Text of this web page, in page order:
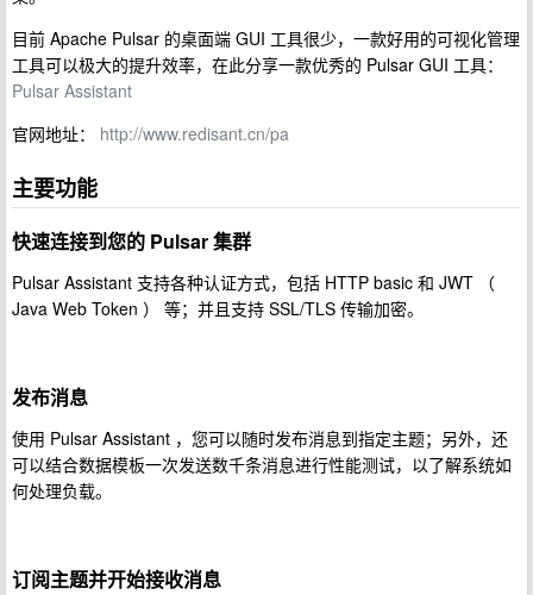
目前 Apache Pulsar 的桌面端 GUI 工具很少，一款好用的可视化管理
工具可以极大的提升效率，在此分享一款优秀的 Pulsar GUI 工具：
Pulsar Assistant
官网地址： http://www.redisant.cn/pa
主要功能
快速连接到您的 Pulsar 集群
Pulsar Assistant 支持各种认证方式，包括 HTTP basic 和 JWT （
Java Web Token ） 等；并且支持 SSL/TLS 传输加密。
发布消息
使用 Pulsar Assistant ，您可以随时发布消息到指定主题；另外，还
可以结合数据模板一次发送数千条消息进行性能测试，以了解系统如
何处理负载。
订阅主题并开始接收消息